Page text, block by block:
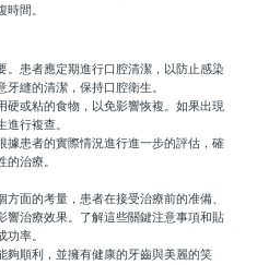
時間。
患者應定期進行口腔清潔，以防止感染
縫的清潔，保持口腔衛生。
或粘的食物，以免影響恢複。如果出現
進行複查。
患者的實際情況進行進一步的評估，確
的治療。
面的考量，患者在接受治療前的准備、
響治療效果。了解這些關鍵注意事項和貼
功率。
順利，並擁有健康的牙齒與美麗的笑